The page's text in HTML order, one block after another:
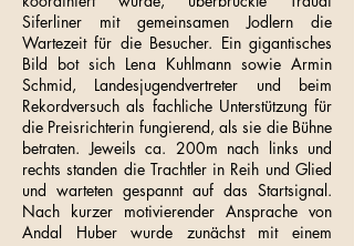
Siferliner mit gemeinsamen Jodlern die
Wartezeit für die Besucher. Ein gigantisches
Bild bot sich Lena Kuhlmann sowie Armin
Schmid, Landesjugendvertreter und beim
Rekordversuch als fachliche Unterstützung für
die Preisrichterin fungierend, als sie die Bühne
betraten. Jeweils ca. 200m nach links und
rechts standen die Trachtler in Reih und Glied
und warteten gespannt auf das Startsignal.
Nach kurzer motivierender Ansprache von
Andal Huber wurde zunächst mit einem